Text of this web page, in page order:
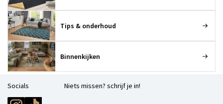
Tips & onderhoud
Binnenkijken
Socials Niets missen? schrijf je in!